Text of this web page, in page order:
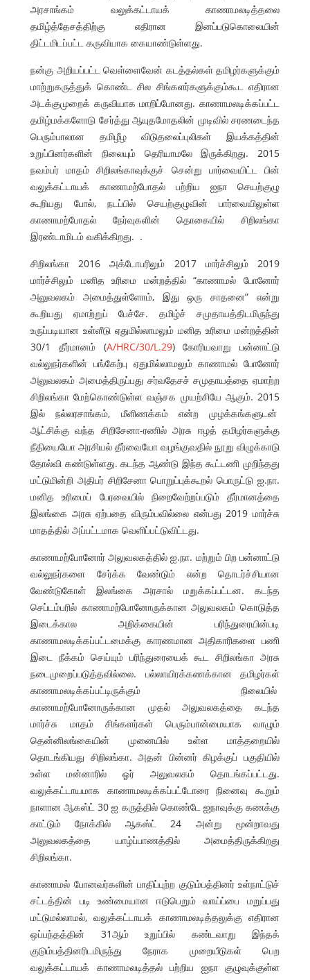
அரசாங்கம் வலுக்கட்டாயக் காணாமலடித்தலை
தமிழ்த்தேசத்திற்கு எதிரான இனப்படுகொலையின்
திட்டமிடப்பட்ட கருவியாக கையாண்டுள்ளது.
நன்கு அறியப்பட்ட வெள்ளைவேன் கடத்தல்கள் தமிழர்களுக்கும்
மாற்றுகருத்துக் கொண்ட சில சிங்களர்களுக்கும்கூட எதிரான
அடக்குமுறைக் கருவியாக மாறிப்போனது. காணாமலடிக்கப்பட்ட
தமிழ்மக்களோடு சேர்த்து ஆயுதமோதலின் முடிவில் சரணடைந்த
பெரும்பாலான தமிழீழ விடுதலைப்புலிகள் இயக்கத்தின்
உறுப்பினர்களின் நிலையும் தெரியாமலே இருக்கிறது. 2015
நவம்பர் மாதம் சிறிலங்காவுக்குச் சென்று பார்வையிட்ட பின்
வலுக்கட்டாயக் காணாமற்போதல் பற்றிய ஐநா செயற்குழு
கூறியது போல், நடப்பில் செயற்குழுவின் பார்வையிலுள்ள
காணாமற்போதல் நேர்வுகளின் தொகையில் சிறிலங்கா
இரண்டாமிடம் வகிக்கிறது. .
சிறிலங்கா 2016 அக்டோபரிலும் 2017 மார்ச்சிலும் 2019
மார்ச்சிலும் மனித உரிமை மன்றத்தில் “காணாமல் போனோர்
அலுவலகம் அமைத்துள்ளோம், இது ஒரு சாதனை” என்று
கூறியது ஏமாற்றுப் பேச்சே. தமிழ்ச் சமுதாயத்திடமிருந்து
உருப்படியான உள்ளீடு ஏதுமில்லாமலும் மனித உரிமை மன்றத்தின்
30/1 தீர்மானம் (A/HRC/30/L.29) கோரியவாறு பன்னாட்டு
வல்லுநர்களின் பங்கேற்பு ஏதுமில்லாமலும் காணாமல் போனோர்
அலுவலகம் அமைத்திருப்பது சர்வதேசச் சமுதாயத்தை ஏமாற்ற
சிறிலங்கா மேற்கொண்டுள்ள வஞ்சக முயற்சியே ஆகும். 2015
இல் நல்லரசாங்கம், மீளிணக்கம் என்ற முழக்கங்களுடன்
ஆட்சிக்கு வந்த சிறிசேனா-ரணில் அரசு ஈழத் தமிழர்களுக்கு
நீதியையோ அரசியல் தீர்வையோ வழங்குவதில் நூறு விழுக்காடு
தோல்வி கண்டுள்ளது. கடந்த ஆண்டு இந்த கூட்டணி முறிந்தது
மட்டுமின்றி அதிபர் சிறிசேனா பொறுப்புக்கூறல் பொருட்டு ஐ.நா.
மனித உரிமைப் பேரவையில் நிறைவேற்றப்படும் தீர்மானத்தை
இலங்கை அரசு ஏற்பதை விரும்பவில்லை என்பது 2019 மார்ச்சு
மாதத்தில் அப்பட்டமாக வெளிப்பட்டுவிட்டது.
காணாமற்போனோர் அலுவலகத்தில் ஐ.நா. மற்றும் பிற பன்னாட்டு
வல்லுநர்களை சேர்க்க வேண்டும் என்ற தொடர்ச்சியான
வேண்டுகோள் இலங்கை அரசால் மறுக்கப்பட்டன. கடந்த
செப்டம்பரில் காணாமற்போனோருக்கான அலுவலகம் கொடுத்த
இடைக்கால அறிக்கையின் பரிந்துரையின்படி
காணாமலடிக்கப்பட்டமைக்கு காரணமான அதிகாரிகளை பணி
இடை நீக்கம் செய்யும் பரிந்துரையைக் கூட சிறிலங்கா அரசு
நடைமுறைப்படுத்தவில்லை. பல்லாயிரக்கணக்கான தமிழர்கள்
காணாமலடிக்கப்பட்டிருக்கும் நிலையில்
காணாமற்போனோருக்கான முதல் அலுவலகத்தை கடந்த
மார்ச்சு மாதம் சிங்களர்கள் பெரும்பான்மையாக வாழும்
தென்னிலங்கையின் முனையில் உள்ள மாத்தறையில்
தொடங்கியது சிறிலங்கா. அதன் பின்னர் கிழக்குப் பகுதியில்
உள்ள மன்னாரில் ஓர் அலுவலகம் தொடங்கப்பட்டது.
வலுக்கட்டாயமாக காணாமலடிக்கப்பட்டோரை நினைவு கூறும்
நாளான ஆகஸ்ட் 30 ஐ கருத்தில் கொண்டே ஐநாவுக்கு கணக்கு
காட்டும் நோக்கில் ஆகஸ்ட் 24 அன்று மூன்றாவது
அலுவலகத்தை யாழ்ப்பாணத்தில் அமைத்திருக்கிறது
சிறிலங்கா.
காணாமல் போனவர்களின் பாதிப்புற்ற குடும்பத்தினர் உள்நாட்டுச்
சட்டத்தின் படி உண்மையான ஈடுபெறும் வாய்ப்பை மறுப்பது
மட்டுமல்லாமல், வலுக்கட்டாயக் காணாமலடித்தலுக்கு எதிரான
ஒப்பந்தத்தின் 31ஆம் உறுப்பில் கண்டவாறு இந்தக்
குடும்பத்தினரிடமிருந்து நேராக முறையீடுகள் பெற
வலுக்கட்டாயக் காணாமலடித்தல் பற்றிய ஐநா குழுவுக்குள்ள